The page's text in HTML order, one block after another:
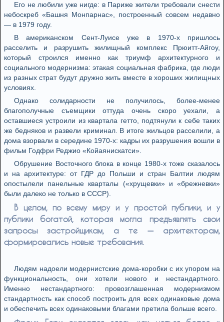
Его не любили уже нигде: в Париже жители требовали снести
небоскреб «Башня Монпарнас», построенный совсем недавно
— в 1979 году.
В американском Сент-Луисе уже в 1970-х пришлось
расселить и разрушить жилищный комплекс Прюитт-Айгоу,
который строился именно как триумф архитектурного и
социального модернизма: этакая социальная фабрика, где люди
из разных страт будут дружно жить вместе в хороших жилищных
условиях.
Однако солидарности не получилось, более-менее
благополучные съемщики оттуда очень скоро уехали, а
оставшиеся устроили из квартала гетто, подтянули к себе таких
же бедняков и развели криминал. В итоге жильцов расселили, а
дома взорвали в середине 1970-х: кадры их разрушения вошли в
фильм Годфри Реджио «Койаянискатси».
Обрушение Восточного блока в конце 1980-х тоже сказалось
и на архитектуре: от ГДР до Польши и стран Балтии людям
опостылели панельные кварталы («хрущевки» и «брежневки»
были далеко не только в СССР).
В целом, по всему миру и у простой публики, и у
публики богатой, которая могла предъявлять свои
запросы застройщикам, а те — архитекторам,
формировались новые требования.
Людям надоели модернистские дома-коробки с их упором на
функциональность, они хотели нового и нестандартного.
Именно нестандартного: провозглашенная модернизмом
стандартность как способ построить для всех одинаковые дома
и обеспечить всех одинаковыми благами претила больше всего.